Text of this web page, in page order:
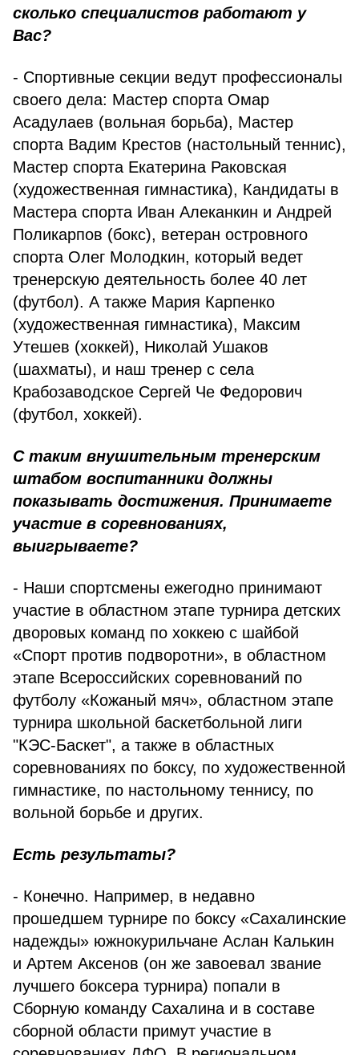
сколько специалистов работают у
Вас?
- Спортивные секции ведут профессионалы
своего дела: Мастер спорта Омар
Асадулаев (вольная борьба), Мастер
спорта Вадим Крестов (настольный теннис),
Мастер спорта Екатерина Раковская
(художественная гимнастика), Кандидаты в
Мастера спорта Иван Алеканкин и Андрей
Поликарпов (бокс), ветеран островного
спорта Олег Молодкин, который ведет
тренерскую деятельность более 40 лет
(футбол). А также Мария Карпенко
(художественная гимнастика), Максим
Утешев (хоккей), Николай Ушаков
(шахматы), и наш тренер с села
Крабозаводское Сергей Че Федорович
(футбол, хоккей).
С таким внушительным тренерским
штабом воспитанники должны
показывать достижения. Принимаете
участие в соревнованиях,
выигрываете?
- Наши спортсмены ежегодно принимают
участие в областном этапе турнира детских
дворовых команд по хоккею с шайбой
«Спорт против подворотни», в областном
этапе Всероссийских соревнований по
футболу «Кожаный мяч», областном этапе
турнира школьной баскетбольной лиги
"КЭС-Баскет", а также в областных
соревнованиях по боксу, по художественной
гимнастике, по настольному теннису, по
вольной борьбе и других.
Есть результаты?
- Конечно. Например, в недавно
прошедшем турнире по боксу «Сахалинские
надежды» южнокурильчане Аслан Калькин
и Артем Аксенов (он же завоевал звание
лучшего боксера турнира) попали в
Сборную команду Сахалина и в составе
сборной области примут участие в